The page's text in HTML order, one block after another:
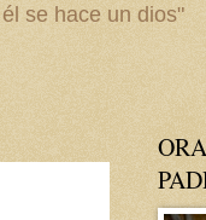
se hace un dios"